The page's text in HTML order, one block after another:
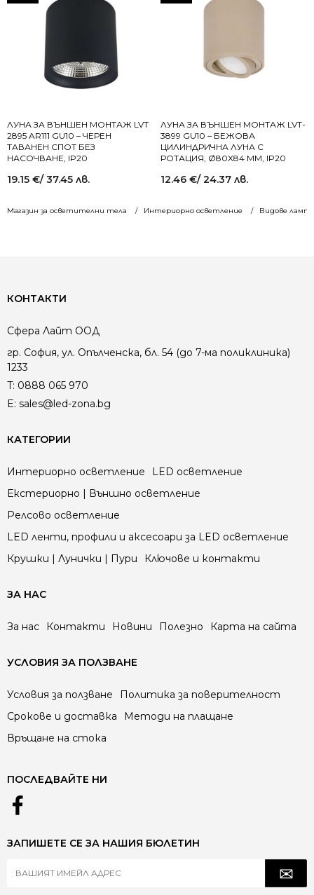
Магазин за осветителни тела Интериорно осветление Видове
ЛУНА ЗА ВЪНШЕН МОНТАЖ LVT
2895 AR111 GU10 – ЧЕРЕН
ТАВАНЕН СПОТ БЕЗ
НАСОЧВАНЕ, IP20
19.15 €/ 37.45 лв.
ЛУНА ЗА ВЪНШЕН МОНТАЖ LVT-
3899 GU10 – БЕЖОВА
ЦИЛИНДРИЧНА ЛУНА С
РОТАЦИЯ, Ø80X84 MM, IP20
12.46 €/ 24.37 лв.
КОНТАКТИ
Сфера Лайт ООД
гр. София, ул. Опълченска, бл. 54 (до 7-ма поликлиника)
1233
T: 0888 065 970
E: sales@led-zona.bg
КАТЕГОРИИ
Интериорно осветление
LED осветление
Екстериорно | Външно осветление
Релсово осветление
LED ленти, профили и аксесоари за LED осветление
Крушки | Лунички | Пури
Ключове и контакти
ЗА НАС
За нас Контакти Новини Полезно Карта на сайта
УСЛОВИЯ ЗА ПОЛЗВАНЕ
Условия за ползване
Политика за поверителност
Срокове и доставка
Методи на плащане
Връщане на стока
ПОСЛЕДВАЙТЕ НИ
ЗАПИШЕТЕ СЕ ЗА НАШИЯ БЮЛЕТИН